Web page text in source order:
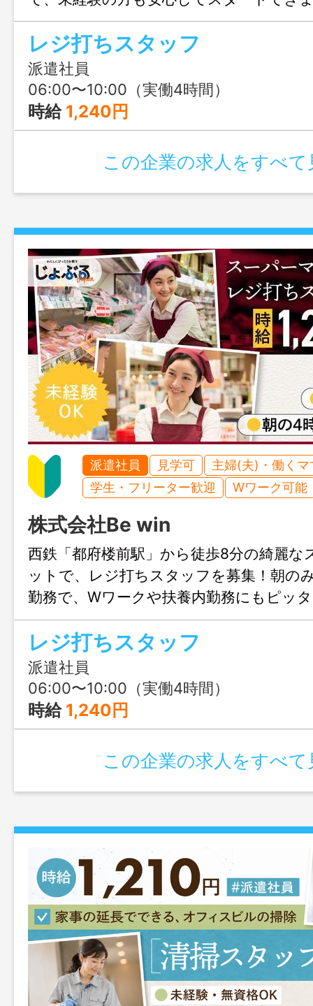
みも大歓迎、まずはじょぶる福岡までお
ださい。
レジ打ちスタッフ
派遣社員
06:00〜10:00（実働4時間）
時給 1,240円
この企業の求人をすべて
派遣社員 見学可
主婦(夫)・働くマ
学生・フリーター歓迎
Wワーク可能
株式会社Be win
西鉄「都府楼前駅」から徒歩8分の綺麗な
ットで、レジ打ちスタッフを募集！朝の
勤務で、Wワークや扶養内勤務にもピッ
みも大歓迎、まずはじょぶる福岡までお
ださい。
レジ打ちスタッフ
派遣社員
06:00〜10:00（実働4時間）
時給 1,240円
この企業の求人をすべて